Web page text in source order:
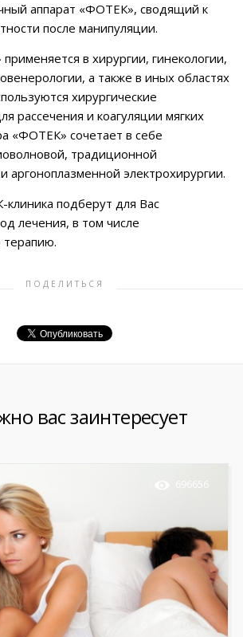
аппарат «ФОТЕК», сводящий к
после манипуляции.
в хирургии, гинекологии,
а также в иных областях
хирургические
рассечения и коагуляции мягких
«ФОТЕК» сочетает в себе
традиционной
аргоноплазменной электрохирургии.
подберут для Вас
лечения, в том числе
терапию.
ПОДЕЛИТЬСЯ
вас заинтересует
696656